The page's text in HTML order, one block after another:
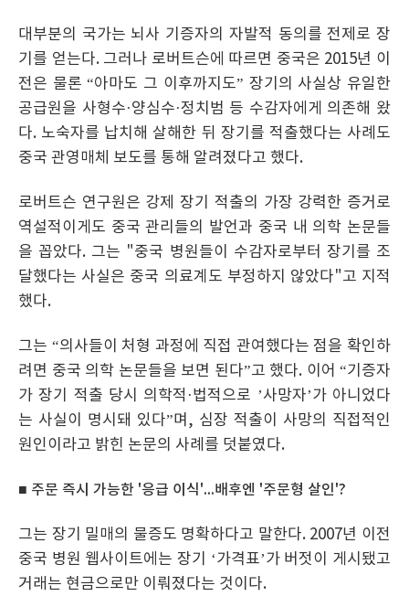
대부분의 국가는 뇌사 기증자의 자발적 동의를 전제로 장
기를 얻는다. 그러나 로버트슨에 따르면 중국은 2015년 이
전은 물론 “아마도 그 이후까지도” 장기의 사실상 유일한
공급원을 사형수·양심수·정치범 등 수감자에게 의존해 왔
다. 노숙자를 납치해 살해한 뒤 장기를 적출했다는 사례도
중국 관영매체 보도를 통해 알려졌다고 했다.
로버트슨 연구원은 강제 장기 적출의 가장 강력한 증거로
역설적이게도 중국 관리들의 발언과 중국 내 의학 논문들
을 꼽았다. 그는 "중국 병원들이 수감자로부터 장기를 조
달했다는 사실은 중국 의료계도 부정하지 않았다"고 지적
했다.
그는 “의사들이 처형 과정에 직접 관여했다는 점을 확인하
려면 중국 의학 논문들을 보면 된다”고 했다. 이어 “기증자
가 장기 적출 당시 의학적·법적으로 ’사망자’가 아니었다
는 사실이 명시돼 있다”며, 심장 적출이 사망의 직접적인
원인이라고 밝힌 논문의 사례를 덧붙였다.
■ 주문 즉시 가능한 '응급 이식'...배후엔 '주문형 살인'?
그는 장기 밀매의 물증도 명확하다고 말한다. 2007년 이전
중국 병원 웹사이트에는 장기 ‘가격표’가 버젓이 게시됐고
거래는 현금으로만 이뤄졌다는 것이다.